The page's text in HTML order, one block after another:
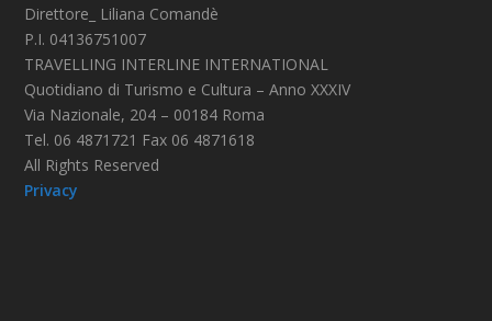
Direttore_ Liliana Comandè
P.I. 04136751007
TRAVELLING INTERLINE INTERNATIONAL
Quotidiano di Turismo e Cultura – Anno XXXIV
Via Nazionale, 204 – 00184 Roma
Tel. 06 4871721 Fax 06 4871618
All Rights Reserved
Privacy